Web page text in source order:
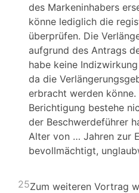
des Markeninhabers
könne lediglich die
überprüfen. Die
aufgrund des Antrags
habe keine
da die
erbracht werden
Berichtigung bestehe
der Beschwerdeführer
Alter von … Jahren zur
bevollmächtigt,
25Zum weiteren Vortrag